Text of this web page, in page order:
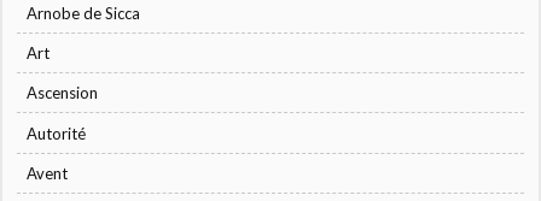
Arnobe de Sicca
Art
Ascension
Autorité
Avent